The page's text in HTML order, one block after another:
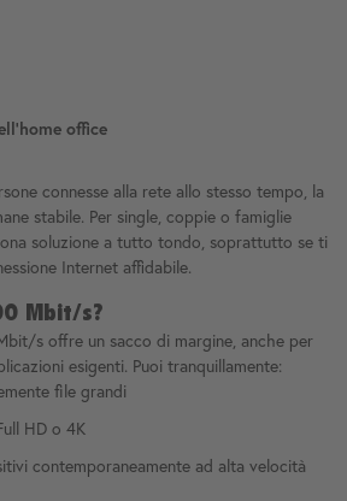
office
connesse alla rete allo stesso tempo, la
stabile. Per single, coppie o famiglie
soluzione a tutto tondo, soprattutto se ti
Internet affidabile.
Mbit/s?
s offre un sacco di margine, anche per
esigenti. Puoi tranquillamente:
file grandi
HD o 4K
contemporaneamente ad alta velocità